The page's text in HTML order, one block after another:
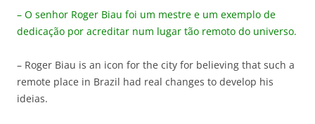
– O senhor Roger Biau foi um mestre e um exemplo de
dedicação por acreditar num lugar tão remoto do universo.
– Roger Biau is an icon for the city for believing that such a
remote place in Brazil had real changes to develop his
ideias.